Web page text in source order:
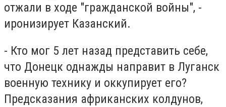
отжали в ходе "гражданской войны", -
иронизирует Казанский.
- Кто мог 5 лет назад представить себе,
что Донецк однажды направит в Луганск
военную технику и оккупирует его?
Предсказания африканских колдунов,